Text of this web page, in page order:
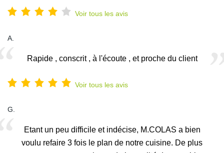
Voir tous les avis
A.
Rapide , conscrit , à l'écoute , et proche du client
Voir tous les avis
G.
Etant un peu difficile et indécise, M.COLAS a bien
voulu refaire 3 fois le plan de notre cuisine. De plus